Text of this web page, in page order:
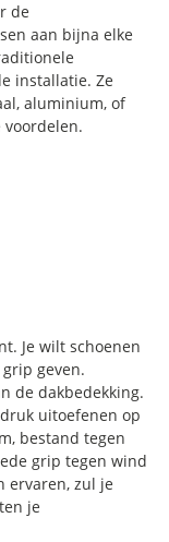
de
aan bijna elke
installatie. Ze
aluminium, of
Je wilt schoenen
geven.
de dakbedekking.
uitoefenen op
bestand tegen
grip tegen wind
ervaren, zul je
je